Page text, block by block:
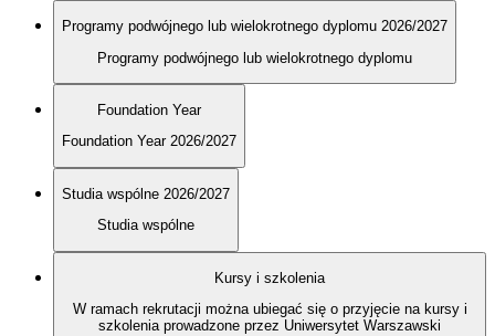
Programy podwójnego lub wielokrotnego dyplomu 2026/2027
Programy podwójnego lub wielokrotnego dyplomu
Foundation Year
Foundation Year 2026/2027
Studia wspólne 2026/2027
Studia wspólne
Kursy i szkolenia
W ramach rekrutacji można ubiegać się o przyjęcie na kursy i
szkolenia prowadzone przez Uniwersytet Warszawski